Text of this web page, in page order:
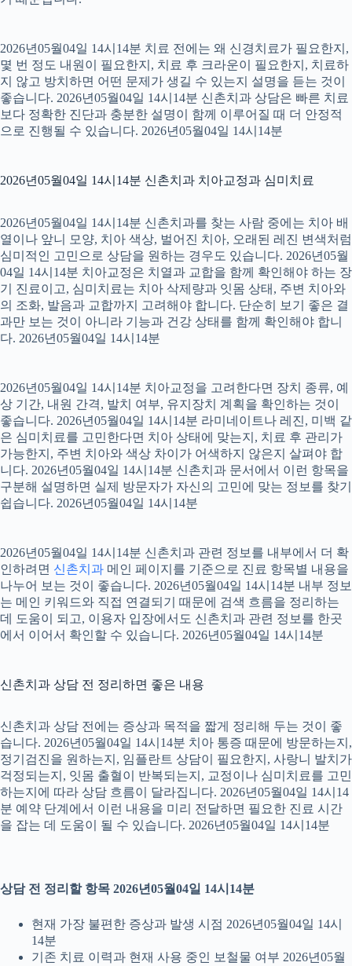
2026년05월04일 14시14분 치료 전에는 왜 신경치료가 필요한지,
몇 번 정도 내원이 필요한지, 치료 후 크라운이 필요한지, 치료하
지 않고 방치하면 어떤 문제가 생길 수 있는지 설명을 듣는 것이
좋습니다. 2026년05월04일 14시14분 신촌치과 상담은 빠른 치료
보다 정확한 진단과 충분한 설명이 함께 이루어질 때 더 안정적
으로 진행될 수 있습니다. 2026년05월04일 14시14분
2026년05월04일 14시14분 신촌치과 치아교정과 심미치료
2026년05월04일 14시14분 신촌치과를 찾는 사람 중에는 치아 배
열이나 앞니 모양, 치아 색상, 벌어진 치아, 오래된 레진 변색처럼
심미적인 고민으로 상담을 원하는 경우도 있습니다. 2026년05월
04일 14시14분 치아교정은 치열과 교합을 함께 확인해야 하는 장
기 진료이고, 심미치료는 치아 삭제량과 잇몸 상태, 주변 치아와
의 조화, 발음과 교합까지 고려해야 합니다. 단순히 보기 좋은 결
과만 보는 것이 아니라 기능과 건강 상태를 함께 확인해야 합니
다. 2026년05월04일 14시14분
2026년05월04일 14시14분 치아교정을 고려한다면 장치 종류, 예
상 기간, 내원 간격, 발치 여부, 유지장치 계획을 확인하는 것이
좋습니다. 2026년05월04일 14시14분 라미네이트나 레진, 미백 같
은 심미치료를 고민한다면 치아 상태에 맞는지, 치료 후 관리가
가능한지, 주변 치아와 색상 차이가 어색하지 않은지 살펴야 합
니다. 2026년05월04일 14시14분 신촌치과 문서에서 이런 항목을
구분해 설명하면 실제 방문자가 자신의 고민에 맞는 정보를 찾기
쉽습니다. 2026년05월04일 14시14분
2026년05월04일 14시14분 신촌치과 관련 정보를 내부에서 더 확
인하려면 신촌치과 메인 페이지를 기준으로 진료 항목별 내용을
나누어 보는 것이 좋습니다. 2026년05월04일 14시14분 내부 정보
는 메인 키워드와 직접 연결되기 때문에 검색 흐름을 정리하는
데 도움이 되고, 이용자 입장에서도 신촌치과 관련 정보를 한곳
에서 이어서 확인할 수 있습니다. 2026년05월04일 14시14분
신촌치과 상담 전 정리하면 좋은 내용
신촌치과 상담 전에는 증상과 목적을 짧게 정리해 두는 것이 좋
습니다. 2026년05월04일 14시14분 치아 통증 때문에 방문하는지,
정기검진을 원하는지, 임플란트 상담이 필요한지, 사랑니 발치가
걱정되는지, 잇몸 출혈이 반복되는지, 교정이나 심미치료를 고민
하는지에 따라 상담 흐름이 달라집니다. 2026년05월04일 14시14
분 예약 단계에서 이런 내용을 미리 전달하면 필요한 진료 시간
을 잡는 데 도움이 될 수 있습니다. 2026년05월04일 14시14분
상담 전 정리할 항목 2026년05월04일 14시14분
현재 가장 불편한 증상과 발생 시점 2026년05월04일 14시
14분
기존 치료 이력과 현재 사용 중인 보철물 여부 2026년05월